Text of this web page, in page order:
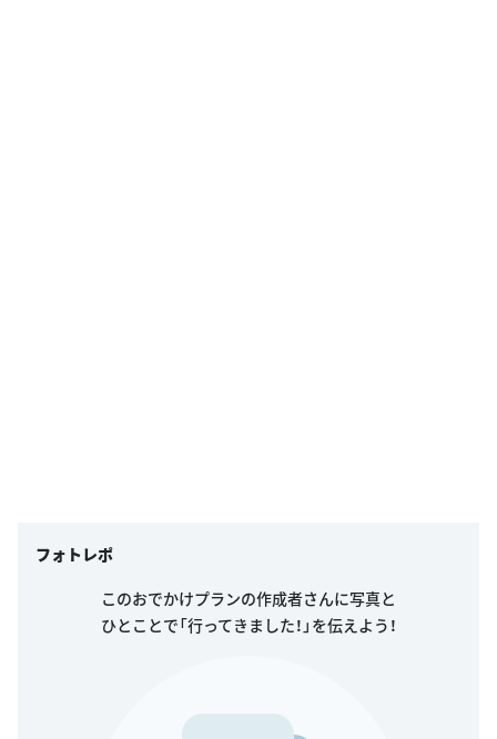
フォトレポ
このおでかけプランの作成者さんに写真と
ひとことで「行ってきました！」を伝えよう！